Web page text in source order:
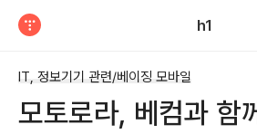
h1
IT, 정보기기 관련/베이징 모바일
모토로라, 베컴과 함